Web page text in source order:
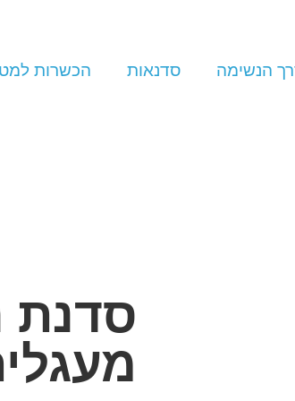
הנשימה סדנאות הכשרות
סדנת